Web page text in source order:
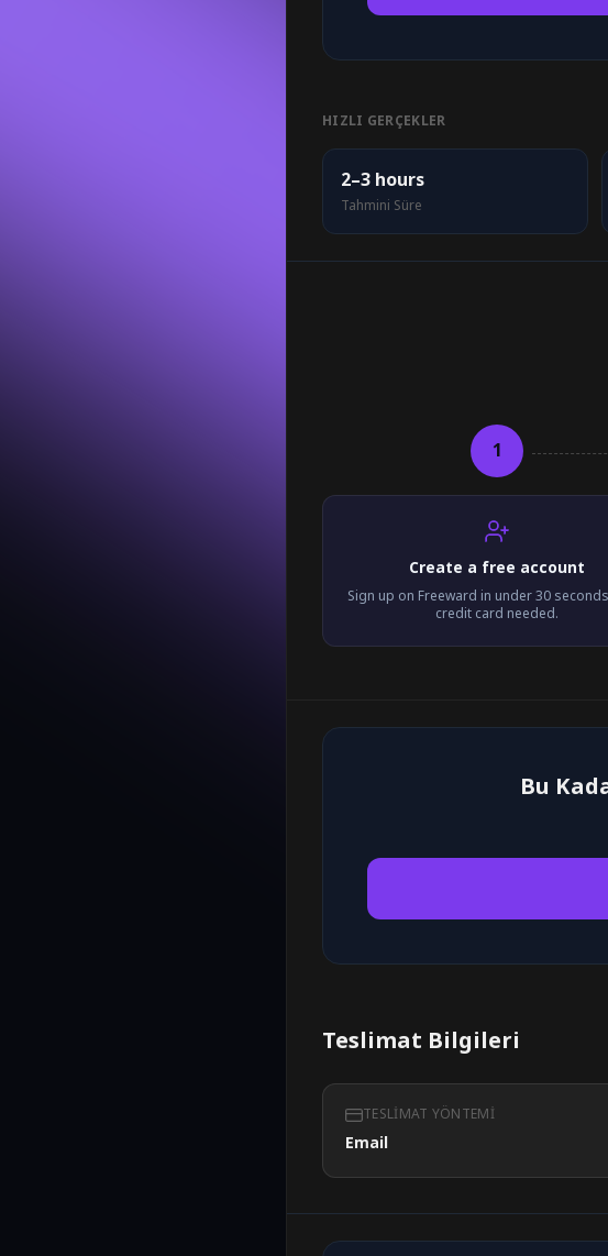
HIZLI GERÇEKLER
2–3 hours
Tahmini Süre
1
Create a free account
Sign up on Freeward in under 30
credit card needed.
Bu
Teslimat Bilgileri
TESLIMAT YÖNTEMI
Email